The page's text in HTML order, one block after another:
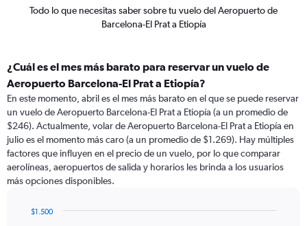
Todo lo que necesitas saber sobre tu vuelo del Aeropuerto de
Barcelona-El Prat a Etiopía
¿Cuál es el mes más barato para reservar un vuelo de
Aeropuerto Barcelona-El Prat a Etiopía?
En este momento, abril es el mes más barato en el que se puede reservar
un vuelo de Aeropuerto Barcelona-El Prat a Etiopía (a un promedio de
$246). Actualmente, volar de Aeropuerto Barcelona-El Prat a Etiopía en
julio es el momento más caro (a un promedio de $1.269). Hay múltiples
factores que influyen en el precio de un vuelo, por lo que comparar
aerolíneas, aeropuertos de salida y horarios les brinda a los usuarios
más opciones disponibles.
$1.500